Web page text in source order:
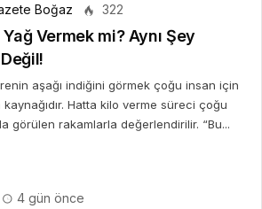
Boğaz 322
Vermek mi? Aynı Şey
aşağı indiğini görmek çoğu insan için
Hatta kilo verme süreci çoğu
görülen rakamlarla değerlendirilir. “Bu...
4 gün önce